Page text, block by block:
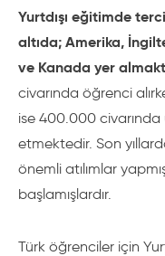
Yurtdışı eğitimde
altıda; Amerika,
ve Kanada yer
civarında öğrenci
ise 400.000
etmektedir. Son
önemli atılımlar
başlamışlardır.
Türk öğrenciler için